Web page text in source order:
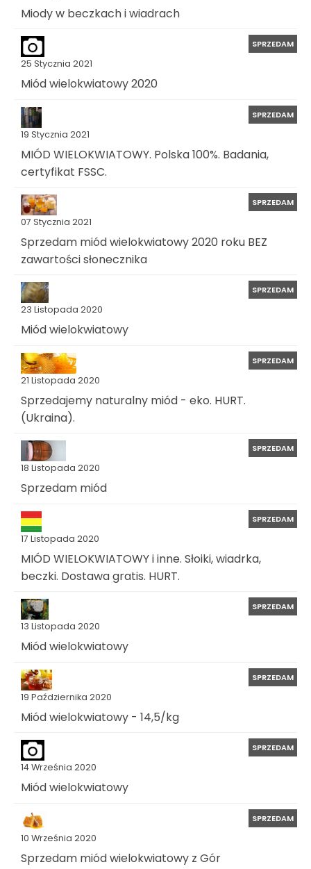
Miody w beczkach i wiadrach
25 Stycznia 2021
SPRZEDAM
Miód wielokwiatowy 2020
19 Stycznia 2021
SPRZEDAM
MIÓD WIELOKWIATOWY. Polska 100%. Badania,
certyfikat FSSC.
07 Stycznia 2021
SPRZEDAM
Sprzedam miód wielokwiatowy 2020 roku BEZ
zawartości słonecznika
23 Listopada 2020
SPRZEDAM
Miód wielokwiatowy
21 Listopada 2020
SPRZEDAM
Sprzedajemy naturalny miód - eko. HURT.
(Ukraina).
18 Listopada 2020
SPRZEDAM
Sprzedam miód
17 Listopada 2020
SPRZEDAM
MIÓD WIELOKWIATOWY i inne. Słoiki, wiadrka,
beczki. Dostawa gratis. HURT.
13 Listopada 2020
SPRZEDAM
Miód wielokwiatowy
19 Października 2020
SPRZEDAM
Miód wielokwiatowy - 14,5/kg
14 Września 2020
SPRZEDAM
Miód wielokwiatowy
10 Września 2020
SPRZEDAM
Sprzedam miód wielokwiatowy z Gór